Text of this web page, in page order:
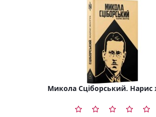
Микола Сціборський. Нарис